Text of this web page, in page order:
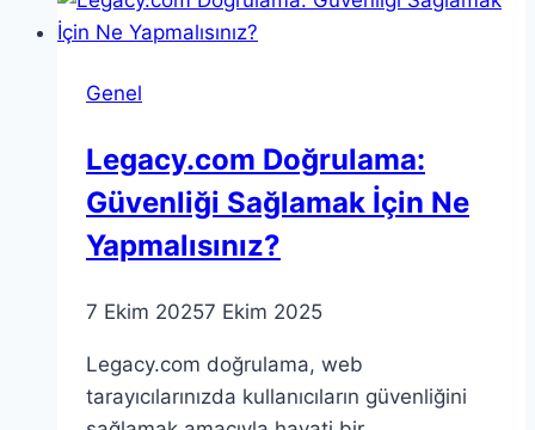
Başvurular
Genel
Legacy.com Doğrulama:
Güvenliği Sağlamak İçin Ne
Yapmalısınız?
7 Ekim 20257 Ekim 2025
Legacy.com doğrulama, web
tarayıcılarınızda kullanıcıların güvenliğini